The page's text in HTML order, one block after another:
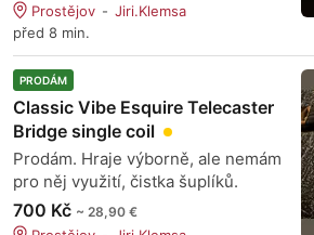
Prostějov
Jiri.Klemsa
před 8 min.
PRODÁM
Classic Vibe Esquire Telecaster
Bridge single coil
Prodám. Hraje výborně, ale nemám
pro něj využití, čistka šuplíků.
700 Kč ~ 28,90 €